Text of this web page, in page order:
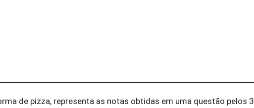
de pizza, representa as notas obtidas em uma questão pelos